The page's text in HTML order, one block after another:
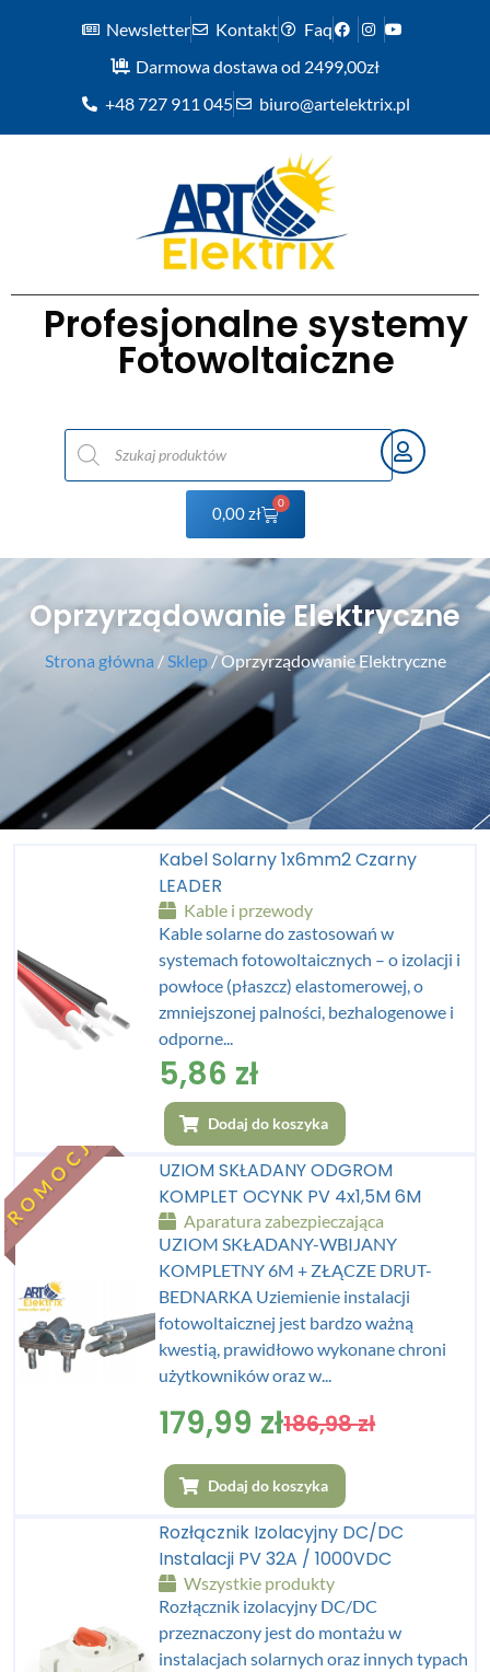
Newsletter Kontakt
Faq
Darmowa dostawa od 2499,00zł
+48 727 911 045
biuro@artelektrix.pl
Profesjonalne systemy
Fotowoltaiczne
0,00zł
0
Oprzyrządowanie Elektryczne
Strona główna / Sklep/ Oprzyrządowanie Elektryczne
Kabel Solarny 1x6mm2 Czarny
LEADER
Kable i przewody
Kable solarne do zastosowań w
systemach fotowoltaicznych – o izolacji i
powłoce (płaszcz) elastomerowej, o
zmniejszonej palności, bezhalogenowe i
odporne...
5,86 zł
Dodaj do koszyka
UZIOM SKŁADANY ODGROM
KOMPLET OCYNK PV 4x1,5M 6M
Aparatura zabezpieczająca
UZIOM SKŁADANY-WBIJANY
KOMPLETNY 6M + ZŁĄCZE DRUT-
BEDNARKA Uziemienie instalacji
fotowoltaicznej jest bardzo ważną
kwestią, prawidłowo wykonane chroni
użytkowników oraz w...
186,98zł
179,99 zł
Dodaj do koszyka
Rozłącznik Izolacyjny DC/DC
Instalacji PV 32A / 1000VDC
Wszystkie produkty
Rozłącznik izolacyjny DC/DC
przeznaczony jest do montażu w
instalacjach solarnych oraz innych typach